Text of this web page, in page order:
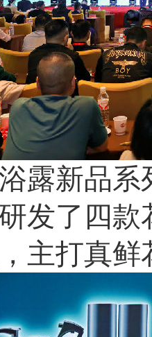
新品系
发了四
主打真鲜